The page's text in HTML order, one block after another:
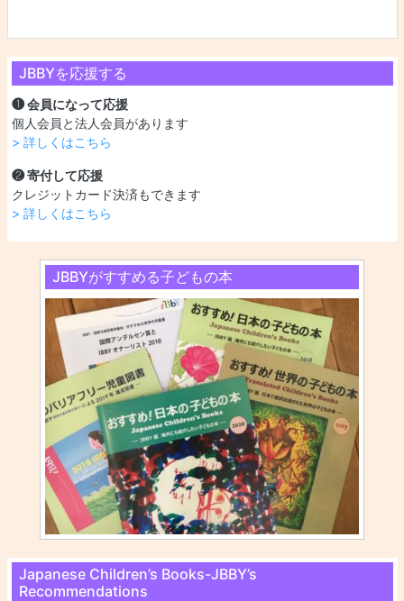
JBBYを応援する
❶ 会員になって応援
個人会員と法人会員があります
> 詳しくはこちら
❷ 寄付して応援
クレジットカード決済もできます
> 詳しくはこちら
JBBYがすすめる子どもの本
Japanese Children’s Books-JBBY’s
Recommendations